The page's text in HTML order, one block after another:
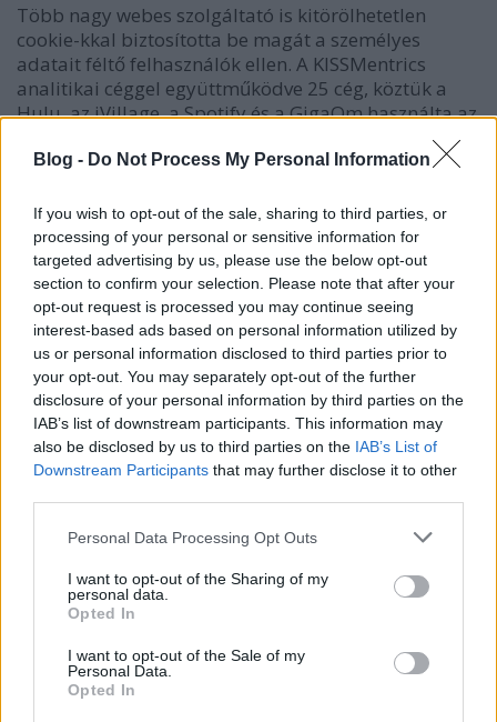
Blog - Do Not Process My Personal Information
If you wish to opt-out of the sale, sharing to third parties, or
processing of your personal or sensitive information for
targeted advertising by us, please use the below opt-out
section to confirm your selection. Please note that after your
opt-out request is processed you may continue seeing
interest-based ads based on personal information utilized by
us or personal information disclosed to third parties prior to
your opt-out. You may separately opt-out of the further
disclosure of your personal information by third parties on the
IAB’s list of downstream participants. This information may
also be disclosed by us to third parties on the IAB’s List of
Downstream Participants that may further disclose it to other
Please note that this website/app uses one or more Google
not limited to your visit or usage behaviour. You may click to
grant or deny consent to Google and its third-party tags to
use your data for below specified purposes in below Google
consent section.
Personal Data Processing Opt Outs
I want to opt-out of the Sharing of my
personal data.
Opted In
I want to opt-out of the Sale of my
Personal Data.
Opted In
Több nagy webes szolgáltató is kitörölhetetlen
cookie-kkal biztosította be magát a személyes
adatait féltő felhasználók ellen. A KISSMentrics
analitikai céggel együttműködve 25 cég, köztük a
Hulu, az iVillage, a Spotify és a GigaOm használta az
cseross•2011. július 26.
A Parlament elfogadta az új Egységes Hírközlési
Törvényt, melynek az online piacot érintő egyik
legfontosabb része az Európai Uniós cookie
szabályozás implementálása volt. Ez a korábbi
aggodalmak ellenére végül olyan jól sikerült, hogy a
helyi szakma öröme mellett az IAB…
Obama az adatok mögé néz
cseross•2011. július 21.
Obama 2008 kampányát sokan a közösségi média
diadalmeneteként aposztrofálták, az Egyesült
Államok első színes bőrű elnöke ugyanis nagyon
megszólított tömegeknek. Úgy tűnik, hogy a 2012-es
választásokkor már más eszközöket is…